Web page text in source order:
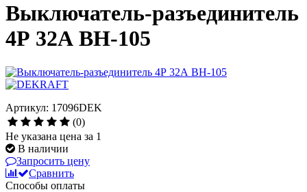
Выключатель-разъединитель
4Р 32А ВН-105
Артикул: 17096DEK
(0)
Не указана цена за 1
В наличии
Запросить цену
Сравнить
Способы оплаты